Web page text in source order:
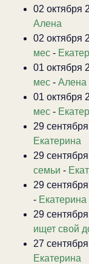
02 октября
Алена
02 октября
мес -
01 октября
мес - Алена
01 октября
мес -
29
Екатерина
29
семьи -
29
- Екатерина
29
ищет свой
27
Екатерина